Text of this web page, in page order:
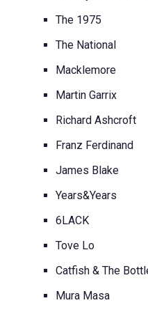
The 1975
The National
Macklemore
Martin Garrix
Richard Ashcroft
Franz Ferdinand
James Blake
Years&Years
6LACK
Tove Lo
Catfish & The
Mura Masa